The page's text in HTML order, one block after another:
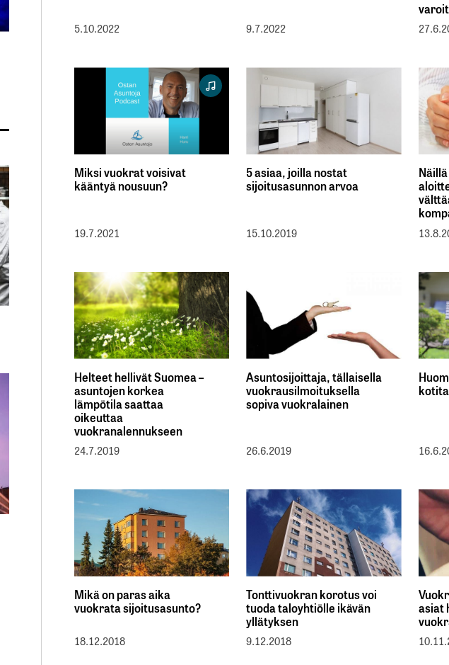
5.10.2022 9.7.2022
Miksi vuokrat voisivat
kääntyä nousuun?
19.7.2021
5 asiaa, joilla nostat
sijoitusasunnon arvoa
15.10.2019
Helteet hellivät Suomea –
asuntojen korkea
lämpötila saattaa
oikeuttaa
vuokranalennukseen
24.7.2019
Asuntosijoittaja, tällaisella
vuokrausilmoituksella
sopiva vuokralainen
26.6.2019
Mikä on paras aika
vuokrata sijoitusasunto?
18.12.2018
Tonttivuokran korotus voi
tuoda taloyhtiölle ikävän
yllätyksen
9.12.2018
asiat